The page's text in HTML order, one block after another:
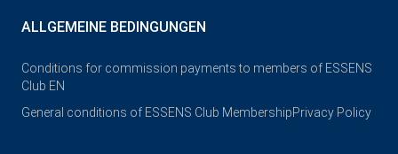
ALLGEMEINE BEDINGUNGEN
Conditions for commission payments to members of ESSENS
Club EN
General conditions of ESSENS Club MembershipPrivacy Policy